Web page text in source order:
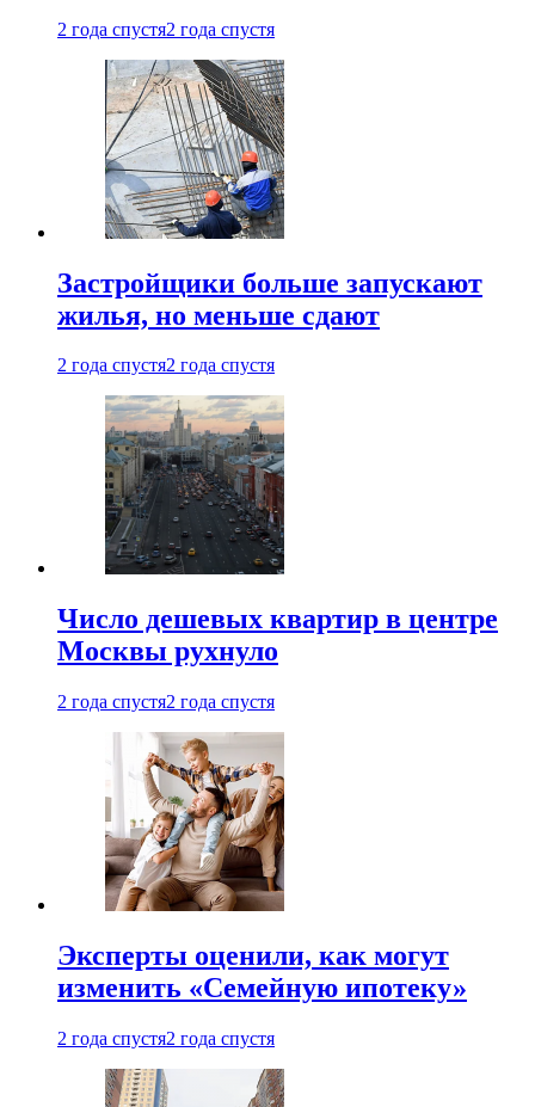
2 года спустя2 года спустя
Застройщики больше запускают
жилья, но меньше сдают
2 года спустя2 года спустя
Число дешевых квартир в центре
Москвы рухнуло
2 года спустя2 года спустя
Эксперты оценили, как могут
изменить «Семейную ипотеку»
2 года спустя2 года спустя